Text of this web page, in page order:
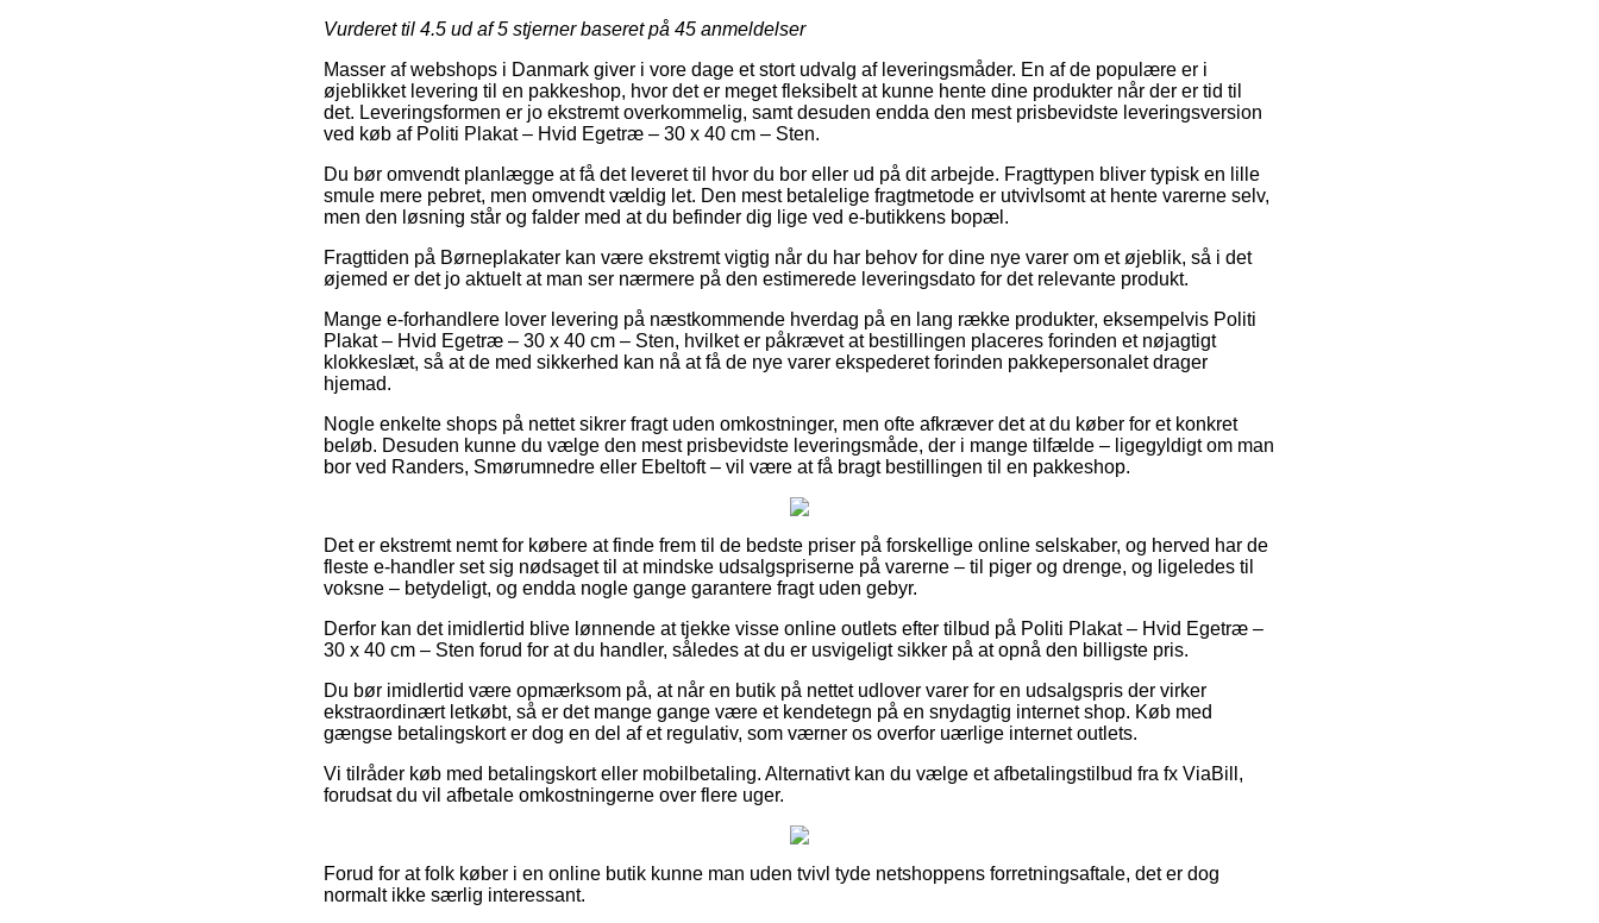
Vurderet til 4.5 ud af 5 stjerner baseret på 45 anmeldelser
Masser af webshops i Danmark giver i vore dage et stort udvalg af leveringsmåder. En af de populære er i
øjeblikket levering til en pakkeshop, hvor det er meget fleksibelt at kunne hente dine produkter når der er tid til
det. Leveringsformen er jo ekstremt overkommelig, samt desuden endda den mest prisbevidste leveringsversion
ved køb af Politi Plakat – Hvid Egetræ – 30 x 40 cm – Sten.
Du bør omvendt planlægge at få det leveret til hvor du bor eller ud på dit arbejde. Fragttypen bliver typisk en lille
smule mere pebret, men omvendt vældig let. Den mest betalelige fragtmetode er utvivlsomt at hente varerne selv,
men den løsning står og falder med at du befinder dig lige ved e-butikkens bopæl.
Fragttiden på Børneplakater kan være ekstremt vigtig når du har behov for dine nye varer om et øjeblik, så i det
øjemed er det jo aktuelt at man ser nærmere på den estimerede leveringsdato for det relevante produkt.
Mange e-forhandlere lover levering på næstkommende hverdag på en lang række produkter, eksempelvis Politi
Plakat – Hvid Egetræ – 30 x 40 cm – Sten, hvilket er påkrævet at bestillingen placeres forinden et nøjagtigt
klokkeslæt, så at de med sikkerhed kan nå at få de nye varer ekspederet forinden pakkepersonalet drager
hjemad.
Nogle enkelte shops på nettet sikrer fragt uden omkostninger, men ofte afkræver det at du køber for et konkret
beløb. Desuden kunne du vælge den mest prisbevidste leveringsmåde, der i mange tilfælde – ligegyldigt om man
bor ved Randers, Smørumnedre eller Ebeltoft – vil være at få bragt bestillingen til en pakkeshop.
Det er ekstremt nemt for købere at finde frem til de bedste priser på forskellige online selskaber, og herved har de
fleste e-handler set sig nødsaget til at mindske udsalgspriserne på varerne – til piger og drenge, og ligeledes til
voksne – betydeligt, og endda nogle gange garantere fragt uden gebyr.
Derfor kan det imidlertid blive lønnende at tjekke visse online outlets efter tilbud på Politi Plakat – Hvid Egetræ –
30 x 40 cm – Sten forud for at du handler, således at du er usvigeligt sikker på at opnå den billigste pris.
Du bør imidlertid være opmærksom på, at når en butik på nettet udlover varer for en udsalgspris der virker
ekstraordinært letkøbt, så er det mange gange være et kendetegn på en snydagtig internet shop. Køb med
gængse betalingskort er dog en del af et regulativ, som værner os overfor uærlige internet outlets.
Vi tilråder køb med betalingskort eller mobilbetaling. Alternativt kan du vælge et afbetalingstilbud fra fx ViaBill,
forudsat du vil afbetale omkostningerne over flere uger.
Forud for at folk køber i en online butik kunne man uden tvivl tyde netshoppens forretningsaftale, det er dog
normalt ikke særlig interessant.